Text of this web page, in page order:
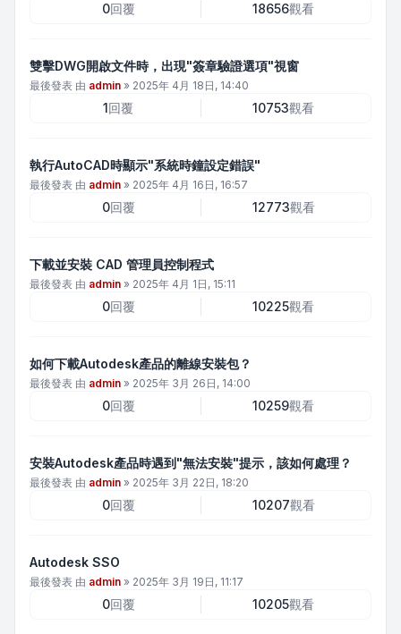
0回覆 18656觀看
雙擊DWG開啟文件時，出現"簽章驗證選項"視窗
最後發表 由 admin » 2025年 4月 18日, 14:40
1回覆 10753觀看
執行AutoCAD時顯示"系統時鐘設定錯誤"
最後發表 由 admin » 2025年 4月 16日, 16:57
0回覆 12773觀看
下載並安裝 CAD 管理員控制程式
最後發表 由 admin » 2025年 4月 1日, 15:11
0回覆 10225觀看
如何下載Autodesk產品的離線安裝包？
最後發表 由 admin » 2025年 3月 26日, 14:00
0回覆 10259觀看
安裝Autodesk產品時遇到"無法安裝"提示，該如何處理？
最後發表 由 admin » 2025年 3月 22日, 18:20
0回覆 10207觀看
Autodesk SSO
最後發表 由 admin » 2025年 3月 19日, 11:17
0回覆 10205觀看